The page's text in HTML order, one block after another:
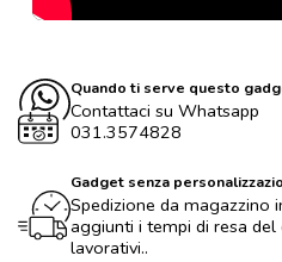
Quando ti serve questo
Contattaci su Whatsapp
031.3574828
Gadget senza
Spedizione da magazzino
aggiunti i tempi di resa
lavorativi..